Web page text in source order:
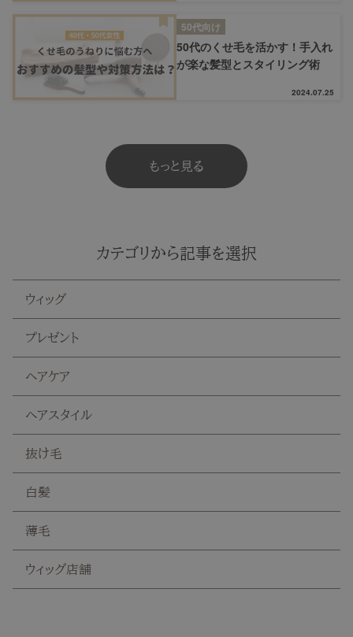
50代向け
50代のくせ毛を活かす！手入れ
が楽な髪型とスタイリング術
2024.07.25
もっと見る
カテゴリから記事を選択
ウィッグ
プレゼント
ヘアケア
ヘアスタイル
抜け毛
白髪
薄毛
ウィッグ店舗